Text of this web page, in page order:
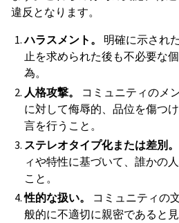
違反となります。
ハラスメント。
明確に示され
止を求められた後も不必要な
為。
人格攻撃。
コミュニティのメ
に対して侮辱的、品位を傷つ
言を行うこと。
ステレオタイプ化または差別。
ィや特性に基づいて、誰かの
こと。
性的な扱い。
コミュニティの
般的に不適切に親密であると